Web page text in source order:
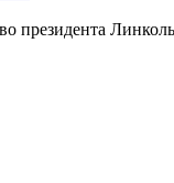
президента